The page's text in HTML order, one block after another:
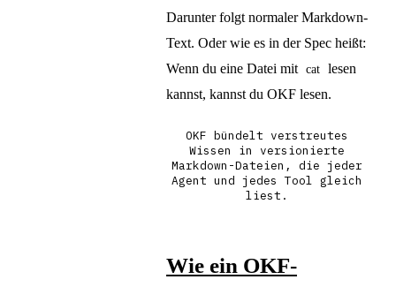
Darunter folgt normaler Markdown-
Text. Oder wie es in der Spec heißt:
Wenn du eine Datei mit cat
lesen
kannst, kannst du OKF lesen.
OKF bündelt verstreutes
Wissen in versionierte
Markdown-Dateien, die jeder
Agent und jedes Tool gleich
liest.
Wie ein OKF-